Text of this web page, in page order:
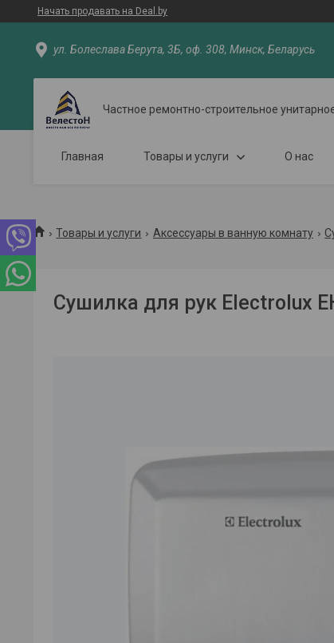
Начать продавать на Deal.by
ул. Болеслава Берута, 3Б, оф. 308, Минск, Беларусь
Частное ремонтно-строительное
Главная Товары и услуги О нас
Товары и услуги Аксессуары в ванную комнату
Сушилка для рук Electrolux